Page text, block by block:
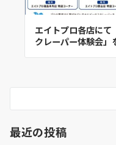
エイトプロ各店にて
クレーパー体験会」
最近の投稿